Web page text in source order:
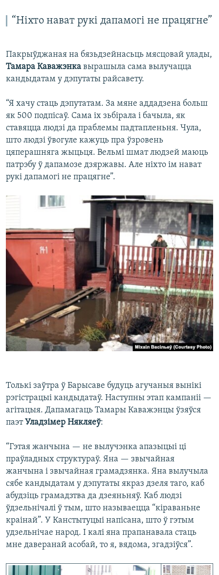
“Ніхто нават рукі дапамогі не працягне”
Пакрыўджаная на бязьдзейнасьць мясцовай улады,
Тамара Каважэнка вырашыла сама вылучацца
кандыдатам у дэпутаты райсавету.
“Я хачу стаць дэпутатам. За мяне аддадзена больш
як 500 подпісаў. Сама іх зьбірала і бачыла, як
ставяцца людзі да праблемы падтапленьня. Чула,
што людзі ўвогуле кажуць пра ўзровень
цяперашняга жыцьця. Вельмі шмат людзей маюць
патрэбу ў дапамозе дзяржавы. Але ніхто ім нават
рукі дапамогі не працягне”.
Толькі заўтра ў Барысаве будуць агучаныя вынікі
рэгістрацыі кандыдатаў. Наступны этап кампаніі —
агітацыя. Дапамагаць Тамары Каважэнцы ўзяўся
паэт Уладзімер Някляеў:
“Гэтая жанчына — не вылучэнка апазыцыі ці
праўладных структураў. Яна — звычайная
жанчына і звычайная грамадзянка. Яна вылучыла
сябе кандыдатам у дэпутаты якраз дзеля таго, каб
абудзіць грамадзтва да дзеяньняў. Каб людзі
ўдзельнічалі ў тым, што называецца “кіраваньне
краінай”. У Канстытуцыі напісана, што ў гэтым
удзельнічае народ. І калі яна прапанавала стаць
мне даверанай асобай, то я, вядома, згадзіўся”.